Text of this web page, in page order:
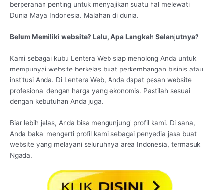
berperanan penting untuk menyajikan suatu hal melewati
Dunia Maya Indonesia. Malahan di dunia.
Belum Memiliki website? Lalu, Apa Langkah Selanjutnya?
Kami sebagai kubu Lentera Web siap menolong Anda untuk
mempunyai website berkelas buat perkembangan bisinis atau
institusi Anda. Di Lentera Web, Anda dapat pesan website
profesional dengan harga yang ekonomis. Pastilah sesuai
dengan kebutuhan Anda juga.
Biar lebih jelas, Anda bisa mengunjungi profil kami. Di sana,
Anda bakal mengerti profil kami sebagai penyedia jasa buat
website yang melayani seluruhnya area Indonesia, termasuk
Ngada.